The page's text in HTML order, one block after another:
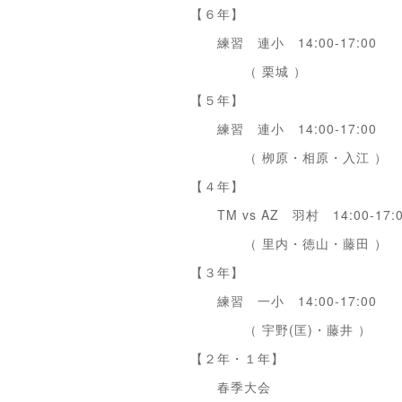
【６年】
練習 連小 14:00-17:00
（ 栗城 ）
【５年】
練習 連小 14:00-17:00
（ 栁原・相原・入江 ）
【４年】
TM vs AZ 羽村 14:00-
（ 里内・徳山・藤田 ）
【３年】
練習 一小 14:00-17:00
（ 宇野(匡)・藤井 ）
【２年・１年】
春季大会